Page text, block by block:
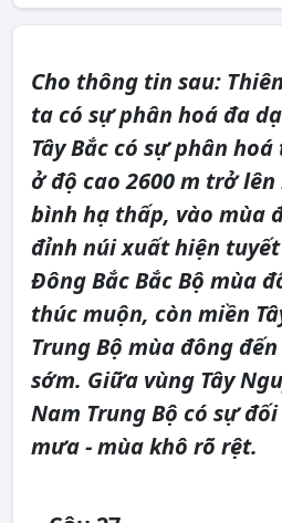
Cho thông tin sau:
ta có sự phân hoá đa
Tây Bắc có sự phân
ở độ cao 2600 m trở
bình hạ thấp, vào mùa
đỉnh núi xuất hiện
Đông Bắc Bắc Bộ mùa
thúc muộn, còn miền
Trung Bộ mùa đông
sớm. Giữa vùng Tây
Nam Trung Bộ có sự
mưa - mùa khô rõ rệt.